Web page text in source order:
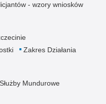
- wzory wniosków
Zakres Działania
Mundurowe